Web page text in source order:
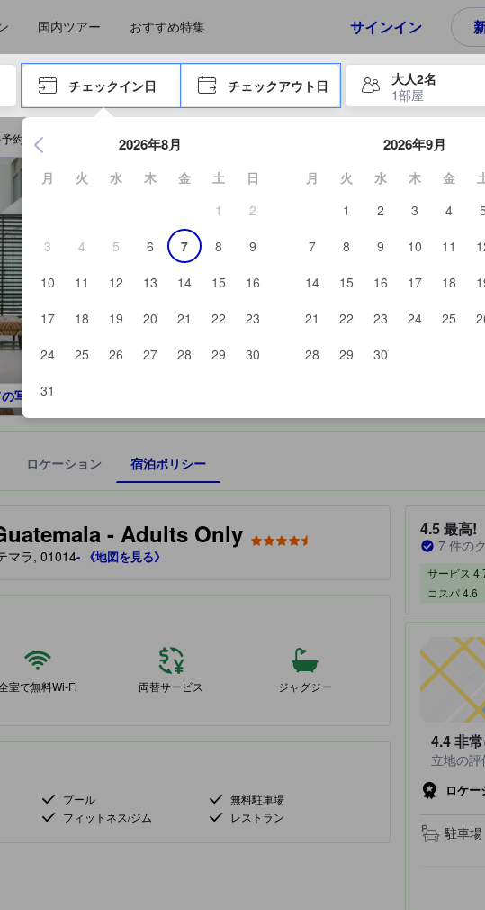
国内ツアー おすすめ特集 サインイン
キーで進み、エンターキーを押して内容を確定して、検索します。
チェックイン日 チェックアウト日
大人2名
1部屋
エンターキーを押して日付選択画面の操作を開始します。方向キーを使用して
2026年8月
月 火 水 木 金 土
日
1
2
3
4 5 6 7 8
9
10
11 12 13 14 15
16
17
18 19 20 21 22
23
24
25 26 27 28 29
30
31
2026年9月
月 火 水 木 金
1
2 3 4 5
7
8 9 10 11
14
15 16 17 18
21
22 23 24 25
28
29 30
約する
写真を見る
ロケーション 宿泊ポリシー
- Adults Only
設に備わっていると予測される快適さや客室のレベルを示すものです。
マラ, 01014- 《地図を見る》
室で無料Wi-Fi 両替サービス ジャグジー
プール
無料駐車場
フィットネス/ジム レストラン
宿泊施設のク
4.5最高!
7 件の
サービス
コスパ 4.6
4.4非
立地の評
ロケー
駐車場
ストから提供されています。実際の経験に基づいた内容であるため、これから